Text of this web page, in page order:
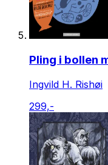
Pling i bollen
Ingvild H. Rishøi
299,-